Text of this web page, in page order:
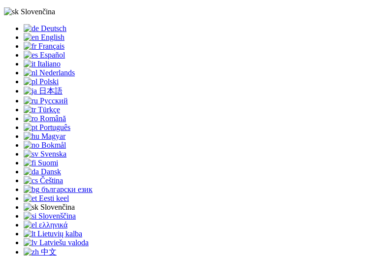
Slovenčina
Deutsch
English
Français
Español
Italiano
Nederlands
Polski
日本語
Русский
Türkçe
Română
Português
Magyar
Bokmål
Svenska
Suomi
Dansk
Čeština
български език
Eesti keel
Slovenčina
Slovenščina
ελληνικά
Lietuvių kalba
Latviešu valoda
中文